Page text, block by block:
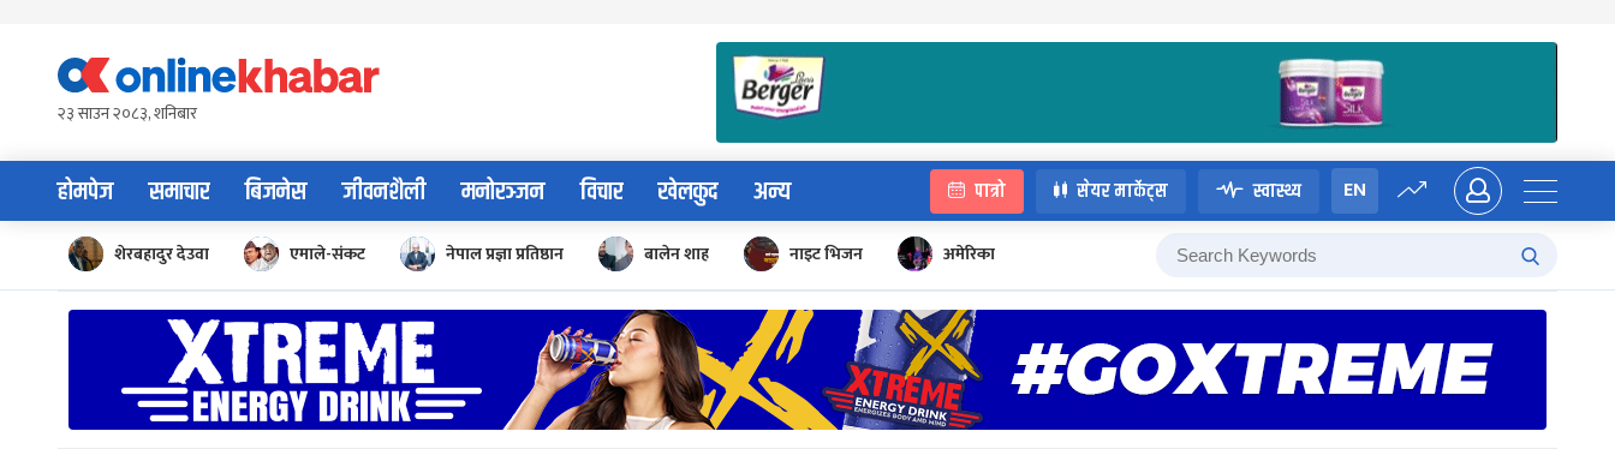
content२३ साउन २०८३, शनिबार
होमपेज समाचार बिजनेस जीवनशैली मनोरञ्जन विचार खेलकुद अन्य पात्रो सेयर मार्केट्स स्वास्थ्य EN
शेरबहादुर देउवा एमाले-संकट नेपाल प्रज्ञा प्रतिष्ठान बालेन शाह नाइट भिजन अमेरिका